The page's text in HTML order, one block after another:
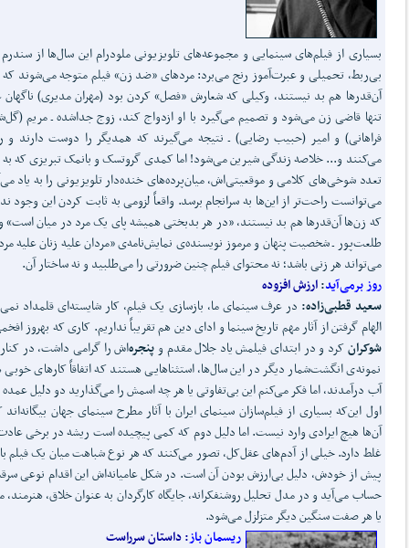
بسیاری از فیلم‌های سینمایی و مجموعه‌های تلویزیونی ملودرام این سال‌ها از سندرم
بی‌ربط، تحمیلی و عبرت‌آموز رنج می‌برد: مردهای «ضد زن» فیلم متوجه می‌شوند که
آن‌قدرها هم بد نیستند، وکیلی که شعارش «فصل» کردن بود (مهران مدیری)
تنها قاضی زن می‌شود و تصمیم می‌گیرد با او ازدواج کند، زوج جداشده ـ مریم
فراهانی) و امیر (حبیب رضایی) ـ نتیجه می‌گیرند که همدیگر را دوست دارند و
می‌کنند و... خلاصه زندگی شیرین می‌شود! اما کمدی گروتسک و بانمک تبریزی که به
تعدد شوخی‌های کلامی و موقعیتی‌اش، میان‌پرده‌های خنده‌دار تلویزیونی را به یاد
می‌توانست راحت‌تر از این‌ها به سرانجام برسد. واقعاً لزومی به ثابت کردن این وجود
که زن‌ها آن‌قدرها هم بد نیستند، «در هر بدبختی همیشه پای یک مرد در میان است»
طلعت‌پور ـ شخصیت پنهان و مرموز نویسنده‌ی نمایش‌نامه‌ی «مردان علیه زنان علیه
می‌تواند هر زنی باشد؛ نه محتوای فیلم چنین ضرورتی را می‌طلبید و نه ساختار آن.
روز برمی‌آید:ارزش افزوده
سعید قطبی‌زاده: در عرف سینمای ما، بازسازی یک فیلم، کار شایسته‌ای قلمداد
الهام گرفتن از آثار مهم تاریخ سینما و ادای دین هم تقریباً نداریم. کاری که بهروز
شوکرانکرد و در ابتدای فیلمش یاد جلال مقدم و پنجره‌اش را گرامی داشت، در
نمونه‌ی انگشت‌شمار دیگر در این سال‌ها، استثناهایی هستند که اتفاقاً کارهای خوبی
آب درآمدند، اما فکر می‌کنم این بی‌تفاوتی یا هر چه اسمش را می‌گذارید دو دلیل عمده
اول این‌که بسیاری از فیلم‌سازان سینمای ایران با آثار مطرح سینمای جهان بیگانه‌اند
آن‌ها هیچ ایرادی وارد نیست. اما دلیل دوم که کمی پیچیده است ریشه در برخی
غلط دارد. خیلی از آدم‌های عقل‌کل، تصور می‌کنند که هر نوع شباهت میان یک فیلم
پیش از خودش، دلیل بی‌ارزش بودن آن است. در شکل عامیانه‌اش این اقدام نوعی
حساب می‌آید و در مدل تحلیل روشنفکرانه‌، جایگاه کارگردان به عنوان خلاق،
یا هر صفت سنگین دیگر متزلزل می‌شود.
ریسمان باز: داستان سرراست